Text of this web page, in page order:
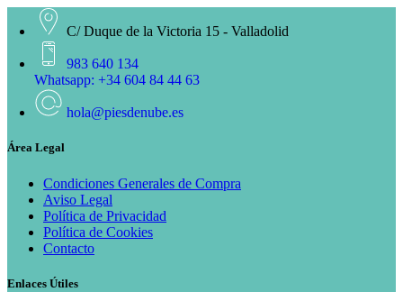
C/ Duque de la Victoria 15 - Valladolid
983 640 134
Whatsapp: +34 604 84 44 63
hola@piesdenube.es
Área Legal
Condiciones Generales de Compra
Aviso Legal
Política de Privacidad
Política de Cookies
Contacto
Enlaces Útiles